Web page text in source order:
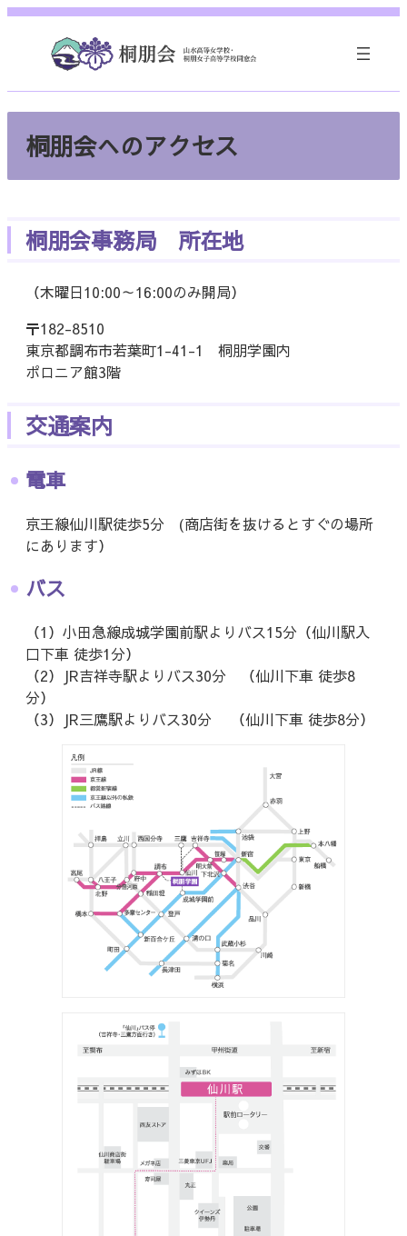
内
桐朋会へのアクセス
桐朋会事務局 所在地
（木曜日10:00～16:00のみ開局）
〒182-8510
東京都調布市若葉町1-41-1 桐朋学園内
ポロニア館3階
交通案内
電車
京王線仙川駅徒歩5分 (商店街を抜けるとすぐの場所
にあります）
バス
（1）小田急線成城学園前駅よりバス15分（仙川駅入
口下車 徒歩1分）
（2）JR吉祥寺駅よりバス30分 （仙川下車 徒歩8
分）
（3）JR三鷹駅よりバス30分 （仙川下車 徒歩8分）